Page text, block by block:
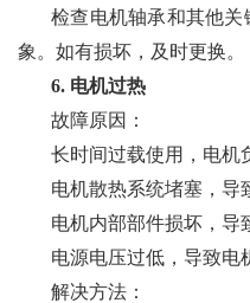
检查电机轴承和其他
象。如有损坏，及时更换。
6. 电机过热
故障原因：
长时间过载使用，电机
电机散热系统堵塞，导
电机内部部件损坏，导
电源电压过低，导致电
解决方法：